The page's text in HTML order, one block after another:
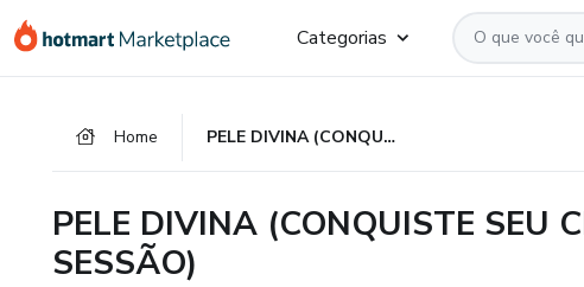
para
para
para
Categorias
Home PELE DIVINA (CONQUISTE SEU CLIENTE NA PRIMEIRA SESSÃO)
PELE DIVINA (CONQUISTE SEU
SESSÃO)